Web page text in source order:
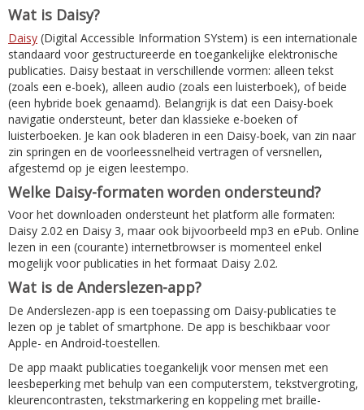
Wat is Daisy?
Daisy (Digital Accessible Information SYstem) is een internationale
standaard voor gestructureerde en toegankelijke elektronische
publicaties. Daisy bestaat in verschillende vormen: alleen tekst
(zoals een e-boek), alleen audio (zoals een luisterboek), of beide
(een hybride boek genaamd). Belangrijk is dat een Daisy-boek
navigatie ondersteunt, beter dan klassieke e-boeken of
luisterboeken. Je kan ook bladeren in een Daisy-boek, van zin naar
zin springen en de voorleessnelheid vertragen of versnellen,
afgestemd op je eigen leestempo.
Welke Daisy-formaten worden ondersteund?
Voor het downloaden ondersteunt het platform alle formaten:
Daisy 2.02 en Daisy 3, maar ook bijvoorbeeld mp3 en ePub. Online
lezen in een (courante) internetbrowser is momenteel enkel
mogelijk voor publicaties in het formaat Daisy 2.02.
Wat is de Anderslezen-app?
De Anderslezen-app is een toepassing om Daisy-publicaties te
lezen op je tablet of smartphone. De app is beschikbaar voor
Apple- en Android-toestellen.
De app maakt publicaties toegankelijk voor mensen met een
leesbeperking met behulp van een computerstem, tekstvergroting,
kleurencontrasten, tekstmarkering en koppeling met braille-